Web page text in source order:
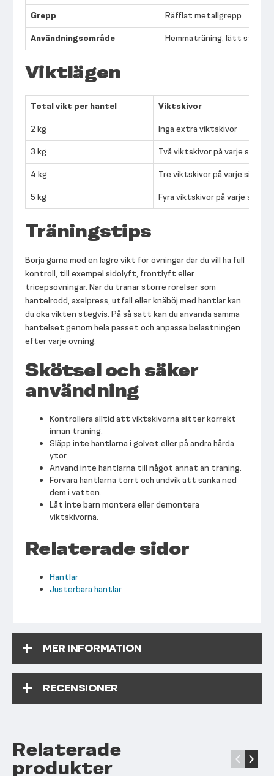
Grepp
Räfflat metallgrepp
Användningsområde
Hemmaträning, lätt
Viktlägen
Total vikt per hantel
Viktskivor
2 kg
Inga extra viktskivor
3 kg
Två viktskivor på varje sida
4 kg
Tre viktskivor på varje sida
5 kg
Fyra viktskivor på varje sida
Träningstips
Börja gärna med en lägre vikt för övningar där du vill ha full
kontroll, till exempel sidolyft, frontlyft eller
tricepsövningar. När du tränar större rörelser som
hantelrodd, axelpress, utfall eller knäböj med hantlar kan
du öka vikten stegvis. På så sätt kan du använda samma
hantelset genom hela passet och anpassa belastningen
efter varje övning.
Skötsel och säker
användning
Kontrollera alltid att viktskivorna sitter korrekt
innan träning.
Släpp inte hantlarna i golvet eller på andra hårda
ytor.
Använd inte hantlarna till något annat än träning.
Förvara hantlarna torrt och undvik att sänka ned
dem i vatten.
Låt inte barn montera eller demontera
viktskivorna.
Relaterade sidor
Hantlar
Justerbara hantlar
MER INFORMATION
RECENSIONER
Relaterade
produkter ‹ ›